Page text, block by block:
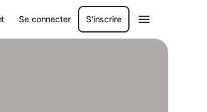
Se connecter S'inscrire